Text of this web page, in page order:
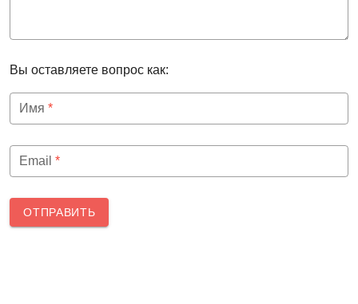
Вы оставляете вопрос как:
Имя *
Email *
ОТПРАВИТЬ